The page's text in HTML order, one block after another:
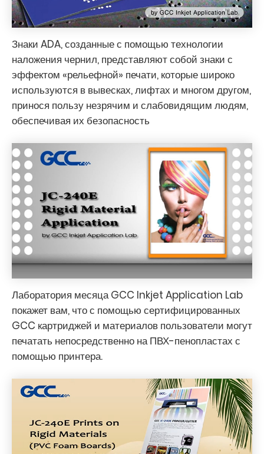
Знаки ADA, созданные с помощью технологии
наложения чернил, представляют собой знаки с
эффектом «рельефной» печати, которые широко
используются в вывесках, лифтах и ​​многом другом,
принося пользу незрячим и слабовидящим людям,
обеспечивая их безопасность
Лаборатория месяца GCC Inkjet Application Lab
покажет вам, что с помощью сертифицированных
GCC картриджей и материалов пользователи могут
печатать непосредственно на ПВХ-пенопластах с
помощью принтера.